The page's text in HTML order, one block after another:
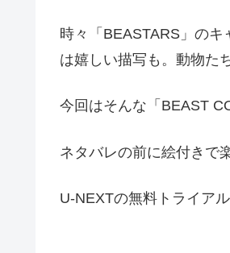
時々「BEASTARS」の
は嬉しい描写も。動物た
今回はそんな「BEAST
ネタバレの前に絵付きで
U-NEXTの無料トライア